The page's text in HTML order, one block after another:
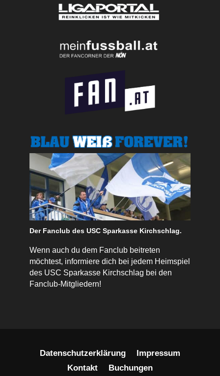
Der Fanclub des USC Sparkasse Kirchschlag.
Wenn auch du dem Fanclub beitreten
möchtest, informiere dich bei jedem Heimspiel
des USC Sparkasse Kirchschlag bei den
Fanclub-Mitgliedern!
Datenschutzerklärung
Impressum
Kontakt
Buchungen